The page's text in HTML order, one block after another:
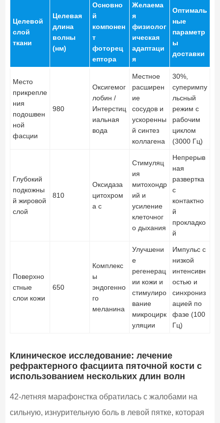
Целевой
слой
ткани
Целевая
длина
волны
(нм)
Основно
й
компонен
т
фоторец
ептора
Желаема
я
физиолог
ическая
адаптаци
я
Оптималь
ные
параметр
ы
доставки
Место
прикрепле
ния
подошвен
ной
фасции
980
Оксигемог
лобин /
Интерстиц
иальная
вода
Местное
расширен
ие
сосудов и
ускоренны
й синтез
коллагена
30%,
суперимпу
льсный
режим с
рабочим
циклом
(3000 Гц)
Глубокий
подкожны
й жировой
слой
810
Оксидаза
цитохром
а с
Стимуляц
ия
митохондр
ий и
усиление
клеточног
о дыхания
Непрерыв
ная
развертка
с
контактно
й
прокладко
й
Поверхно
стные
слои кожи
650
Комплекс
ы
эндогенно
го
меланина
Улучшени
е
регенерац
ии кожи и
стимулиро
вание
микроцирк
уляции
Импульс с
низкой
интенсивн
остью и
синхрониз
ацией по
фазе (100
Гц)
Клиническое исследование: лечение
рефрактерного фасциита пяточной кости с
использованием нескольких длин волн
42-летняя марафонстка обратилась с жалобами на
сильную, изнурительную боль в левой пятке, которая